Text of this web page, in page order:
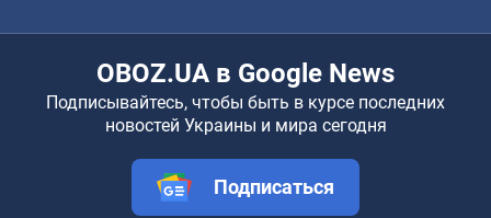
OBOZ.UA в Google News
Подписывайтесь, чтобы быть в курсе последних
новостей Украины и мира сегодня
Подписаться